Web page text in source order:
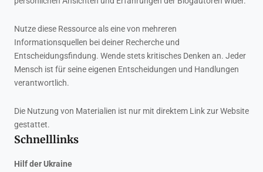
Nutze diese Ressource als eine von mehreren
Informationsquellen bei deiner Recherche und
Entscheidungsfindung. Wende stets kritisches Denken an. Jeder
Mensch ist für seine eigenen Entscheidungen und Handlungen
verantwortlich.
Die Nutzung von Materialien ist nur mit direktem Link zur Website
gestattet.
Schnelllinks
Hilf der Ukraine